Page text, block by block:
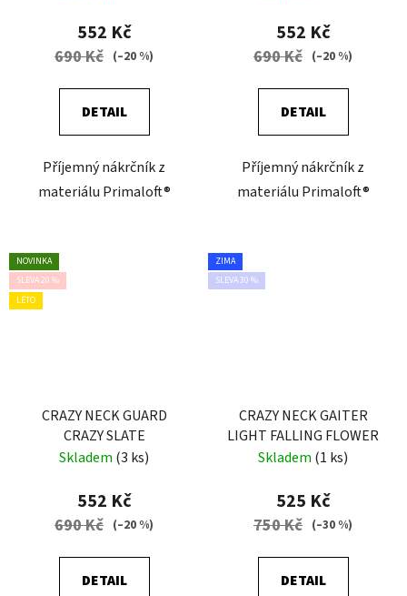
552 Kč
690 Kč (–20 %)
DETAIL
Příjemný nákrčník z
materiálu Primaloft®
552 Kč
690 Kč (–20 %)
DETAIL
Příjemný nákrčník z
materiálu Primaloft®
NOVINKA
SLEVA 20 %
LÉTO
CRAZY NECK GUARD
CRAZY SLATE
Skladem (3 ks)
552 Kč
690 Kč (–20 %)
DETAIL
ZIMA
SLEVA 30 %
CRAZY NECK GAITER
LIGHT FALLING FLOWER
Skladem (1 ks)
525 Kč
750 Kč (–30 %)
DETAIL